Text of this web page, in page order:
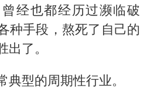
经也都经历过濒临破
种手段，熬死了自己的
了。
典型的周期性行业。